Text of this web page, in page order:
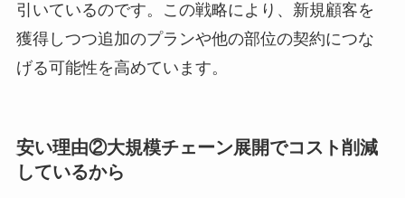
引いているのです。この戦略により、新規顧客を
獲得しつつ追加のプランや他の部位の契約につな
げる可能性を高めています。
安い理由②大規模チェーン展開でコスト削減
しているから